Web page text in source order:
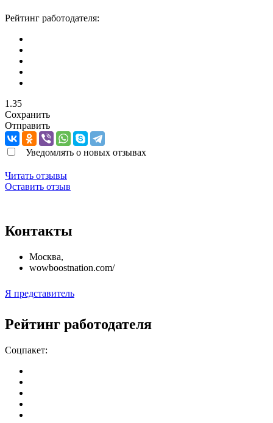
Рейтинг работодателя:
1.35
Сохранить
Отправить
Уведомлять о новых отзывах
Читать отзывы
Оставить отзыв
Контакты
Москва,
wowboostnation.com/
Я представитель
Рейтинг работодателя
Соцпакет: